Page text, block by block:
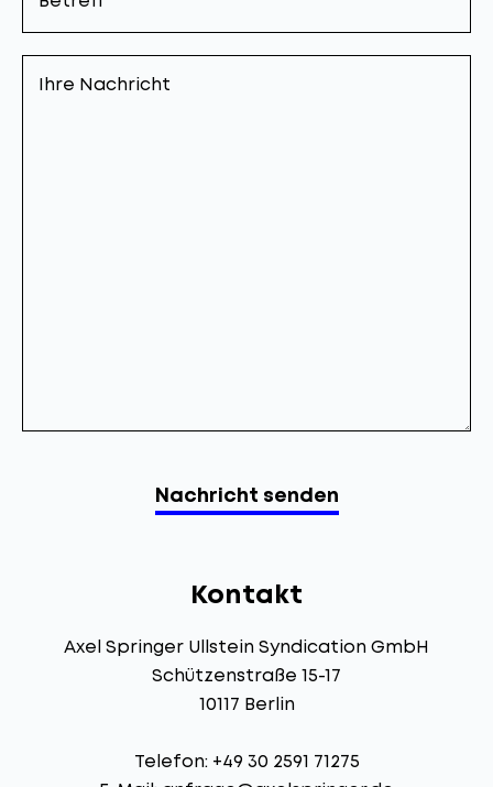
Kontakt
Axel Springer Ullstein Syndication GmbH
Schützenstraße 15-17
10117 Berlin
Telefon: +49 30 2591 71275